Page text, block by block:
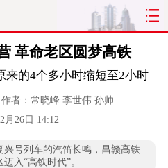
革命老区圆梦高铁
来的4个多小时缩短至2小时
作者：常晓峰 李世伟 孙帅
月26日 14:12
兴号列车的汽笛长鸣，昌赣高铁
入“高铁时代”。